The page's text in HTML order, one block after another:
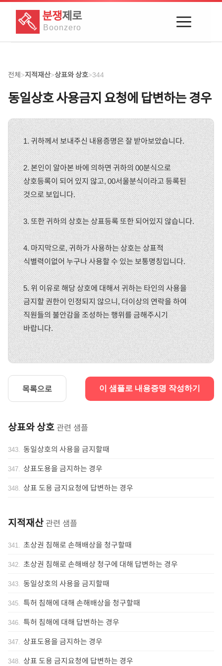
분쟁제로
Boonzero
전체>지적재산>상표와 상호>344
동일상호 사용금지 요청에 답변하는 경우
1. 귀하께서 보내주신 내용증명은 잘 받아보았습니다.
2. 본인이 알아본 바에 의하면 귀하의 00분식으로
상호등록이 되어 있지 않고, 00서울분식이라고 등록된
것으로 보입니다.
3. 또한 귀하의 상호는 상표등록 또한 되어있지 않습니다.
4. 마지막으로, 귀하가 사용하는 상호는 상표적
식별력이없어 누구나 사용할 수 있는 보통명칭입니다.
5. 위 이유로 해당 상호에 대해서 귀하는 타인의 사용을
금지할 권한이 인정되지 않으니, 더이상의 연락을 하여
직원들의 불안감을 조성하는 행위를 금해주시기
바랍니다.
목록으로 이 샘플로 내용증명 작성하기
상표와 상호 관련 샘플
343. 동일상호의 사용을 금지할때
347. 상표도용을 금지하는 경우
348. 상표 도용 금지요청에 답변하는 경우
지적재산 관련 샘플
341. 초상권 침해로 손해배상을 청구할때
342. 초상권 침해로 손해배상 청구에 대해 답변하는 경우
343. 동일상호의 사용을 금지할때
345. 특허 침해에 대해 손해배상을 청구할때
346. 특허 침해에 대해 답변하는 경우
347. 상표도용을 금지하는 경우
348. 상표 도용 금지요청에 답변하는 경우